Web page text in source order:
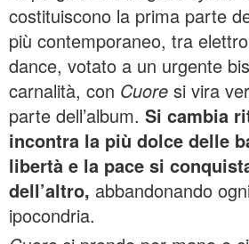
costituiscono la prima parte
più contemporaneo, tra
dance, votato a un urgente
carnalità, con Cuore si vira
parte dell’album. Si cambia
incontra la più dolce delle
libertà e la pace si
dell’altro, abbandonando
ipocondria.